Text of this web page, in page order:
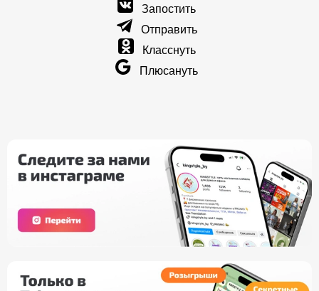
Запостить
Отправить
Класснуть
Плюсануть